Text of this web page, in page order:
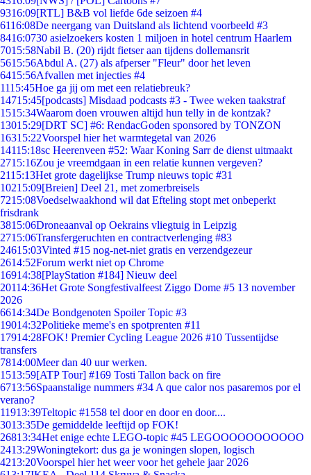
9316:09[RTL] B&B vol liefde 6de seizoen #4
6116:08De neergang van Duitsland als lichtend voorbeeld #3
8416:0730 asielzoekers kosten 1 miljoen in hotel centrum Haarlem
7015:58Nabil B. (20) rijdt fietser aan tijdens dollemansrit
5615:56Abdul A. (27) als afperser "Fleur" door het leven
6415:56Afvallen met injecties #4
1115:45Hoe ga jij om met een relatiebreuk?
14715:45[podcasts] Misdaad podcasts #3 - Twee weken taakstraf
1515:34Waarom doen vrouwen altijd hun telly in de kontzak?
13015:29[DRT SC] #6: RendacGoden sponsored by TONZON
16315:22Voorspel hier het warmtegetal van 2026
14115:18sc Heerenveen #52: Waar Koning Sarr de dienst uitmaakt
2715:16Zou je vreemdgaan in een relatie kunnen vergeven?
2115:13Het grote dagelijkse Trump nieuws topic #31
10215:09[Breien] Deel 21, met zomerbreisels
7215:08Voedselwaakhond wil dat Efteling stopt met onbeperkt
frisdrank
3815:06Droneaanval op Oekrains vliegtuig in Leipzig
2715:06Transfergeruchten en contractverlenging #83
24615:03Vinted #15 nog-net-niet gratis en verzendgezeur
2614:52Forum werkt niet op Chrome
16914:38[PlayStation #184] Nieuw deel
20114:36Het Grote Songfestivalfeest Ziggo Dome #5 13 november
2026
6614:34De Bondgenoten Spoiler Topic #3
19014:32Politieke meme's en spotprenten #11
17914:28FOK! Premier Cycling League 2026 #10 Tussentijdse
transfers
7814:00Meer dan 40 uur werken.
1513:59[ATP Tour] #169 Tosti Tallon back on fire
6713:56Spaanstalige nummers #34 A que calor nos pasaremos por el
verano?
11913:39Teltopic #1558 tel door en door en door....
3013:35De gemiddelde leeftijd op FOK!
26813:34Het enige echte LEGO-topic #45 LEGOOOOOOOOOOO
2413:29Woningtekort: dus ga je woningen slopen, logisch
4213:20Voorspel hier het weer voor het gehele jaar 2026